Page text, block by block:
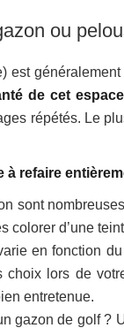
ou
est
de cet
répétés. Le
refaire
sont
colorer d’une
en fonction
lors de
entretenue.
gazon de golf